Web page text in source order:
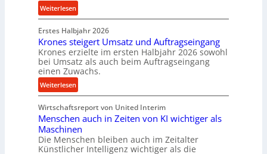
n
d
l
l
s
e
n
s
o
r
e
n
i
n
e
r
i
b
u
n
d
H
y
Weiterlesen:
P
r
ä
z
i
s
e
u
n
d
l
a
Erstes Halbjahr 2026
Krones steigert Umsatz und Auftragseingang
Krones erzielte im ersten Halbjahr 2026 sowohl
bei Umsatz als auch beim Auftragseingang
einen Zuwachs.
Weiterlesen:
K
r
o
n
e
s
Wirtschaftsreport von United Interim
Menschen auch in Zeiten von KI wichtiger als
Maschinen
Die Menschen bleiben auch im Zeitalter
Künstlicher Intelligenz wichtiger als die